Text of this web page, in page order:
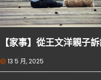
【家事】從王文洋親子
13 5 月, 2025